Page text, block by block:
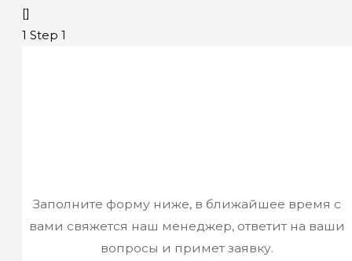
[]
1 Step 1
Заполните форму ниже, в ближайшее время с
вами свяжется наш менеджер, ответит на ваши
вопросы и примет заявку.